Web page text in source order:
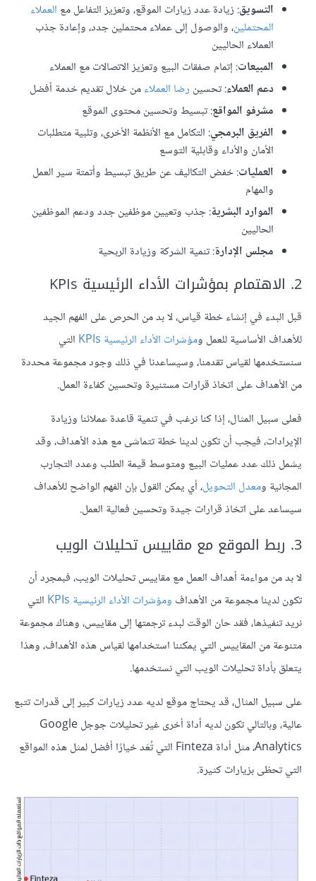
التسويق: زيادة عدد زيارات الموقع، وتعزيز التفاعل مع العملاء
المحتملين، والوصول إلى عملاء محتملين جدد، وإعادة جذب
العملاء الحاليين
المبيعات: إتمام صفقات البيع وتعزيز الاتصالات مع العملاء
دعم العملاء: تحسين رضا العملاءمن خلال تقديم خدمة أفضل
مشرفو المواقع: تبسيط وتحسين محتوى الموقع
الفريق البرمجي: التكامل مع الأنظمة الأخرى، وتلبية متطلبات
الأمان والأداء وقابلية التوسع
العمليات: خفض التكاليف عن طريق تبسيط وأتمتة سير العمل
والمهام
الموارد البشرية: جذب وتعيين موظفين جدد ودعم الموظفين
الحاليين
مجلس الإدارة: تنمية الشركة وزيادة الربحية
2. الاهتمام بمؤشرات الأداء الرئيسية KPIs
قبل البدء في إنشاء خطة قياس، لا بد من الحرص على الفهم الجيد
للأهداف الأساسية للعمل ومؤشرات الأداء الرئيسية KPIs
التي
سنستخدمها لقياس تقدمنا، وسيساعدنا في ذلك وجود مجموعة محددة
من الأهداف على اتخاذ قرارات مستنيرة وتحسين كفاءة العمل.
فعلى سبيل المثال، إذا كنا نرغب في تنمية قاعدة عملائنا وزيادة
الإيرادات، فيجب أن تكون لدينا خطة تتماشى مع هذه الأهداف، وقد
يشمل ذلك عدد عمليات البيع ومتوسط قيمة الطلب وعدد التجارب
المجانية ومعدل التحويل، أي يمكن القول بإن الفهم الواضح للأهداف
سيساعد على اتخاذ قرارات جيدة وتحسين فعالية العمل.
3. ربط الموقع مع مقاييس تحليلات الويب
لا بد من مواءمة أهداف العمل مع مقاييس تحليلات الويب، فبمجرد أن
تكون لدينا مجموعة من الأهداف ومؤشرات الأداء الرئيسية KPIs
التي
نريد تنفيذها، فقد حان الوقت لبدء ترجمتها إلى مقاييس، وهناك مجموعة
متنوعة من المقاييس التي يمكننا استخدامها لقياس هذه الأهداف، وهذا
يتعلق بأداة تحليلات الويب التي نستخدمها.
على سبيل المثال، قد يحتاج موقع لديه عدد زيارات كبير إلى قدرات تتبع
عالية، وبالتالي تكون لديه أداة أخرى غير تحليلات جوجل Google
Analytics، مثل أداة Finteza التي تُعَد خيارًا أفضل لمثل هذه المواقع
التي تحظى بزيارات كثيرة.